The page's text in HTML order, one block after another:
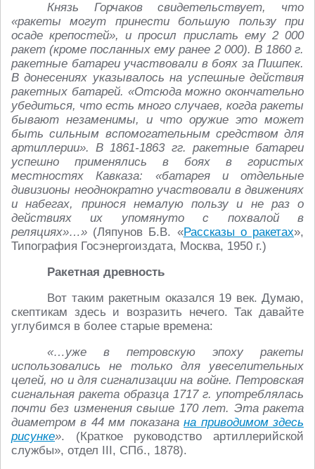
Князь Горчаков свидетельствует, что
«ракеты могут принести большую пользу при
осаде крепостей», и просил прислать ему 2 000
ракет (кроме посланных ему ранее 2 000). В 1860 г.
ракетные батареи участвовали в боях за Пишпек.
В донесениях указывалось на успешные действия
ракетных батарей. «Отсюда можно окончательно
убедиться, что есть много случаев, когда ракеты
бывают незаменимы, и что оружие это может
быть сильным вспомогательным средством для
артиллерии». В 1861-1863 гг. ракетные батареи
успешно применялись в боях в гористых
местностях Кавказа: «батарея и отдельные
дивизионы неоднократно участвовали в движениях
и набегах, принося немалую пользу и не раз о
действиях их упомянуто с похвалой в
реляциях»…» (Ляпунов Б.В. «Рассказы о ракетах»,
Типография Госэнергоиздата, Москва, 1950 г.)
Ракетная древность
Вот таким ракетным оказался 19 век. Думаю,
скептикам здесь и возразить нечего. Так давайте
углубимся в более старые времена:
«…уже в петровскую эпоху ракеты
использовались не только для увеселительных
целей, но и для сигнализации на войне. Петровская
сигнальная ракета образца 1717 г. употреблялась
почти без изменения свыше 170 лет. Эта ракета
диаметром в 44 мм показанана приводимом здесь
рисунке». (Краткое руководство артиллерийской
службы», отдел III, СПб., 1878).